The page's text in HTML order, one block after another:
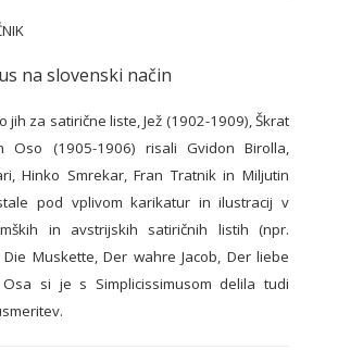
na slovenski način
jih za satirične liste, Jež (1902-1909), Škrat
Oso (1905-1906) risali Gvidon Birolla,
Hinko Smrekar, Fran Tratnik in Miljutin
pod vplivom karikatur in ilustracij v
in avstrijskih satiričnih listih (npr.
Die Muskette, Der wahre Jacob, Der liebe
si je s Simplicissimusom delila tudi